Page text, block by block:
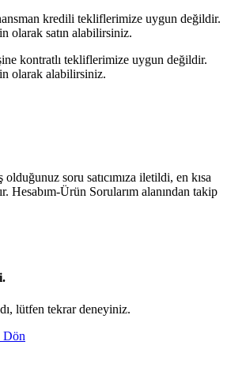
kredili tekliflerimize uygun değildir.
olarak satın alabilirsiniz.
kontratlı tekliflerimize uygun değildir.
olarak alabilirsiniz.
soru satıcımıza iletildi, en kısa
Hesabım-Ürün Sorularım alanından takip
lütfen tekrar deneyiniz.
Dön